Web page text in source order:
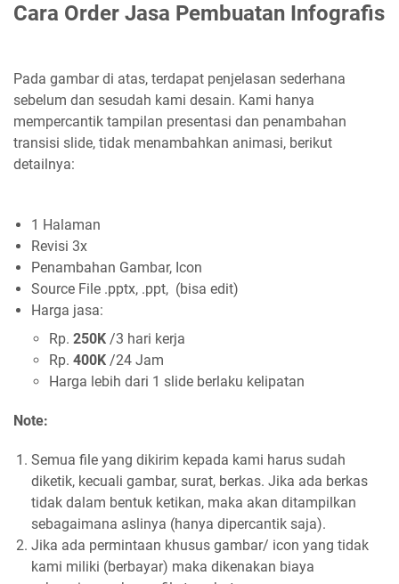
Cara Order Jasa Pembuatan Infografis
Pada gambar di atas, terdapat penjelasan sederhana
sebelum dan sesudah kami desain. Kami hanya
mempercantik tampilan presentasi dan penambahan
transisi slide, tidak menambahkan animasi, berikut
detailnya:
1 Halaman
Revisi 3x
Penambahan Gambar, Icon
Source File .pptx, .ppt, (bisa edit)
Harga jasa:
Rp. 250K /3 hari kerja
Rp. 400K /24 Jam
Harga lebih dari 1 slide berlaku kelipatan
Note:
Semua file yang dikirim kepada kami harus sudah
diketik, kecuali gambar, surat, berkas. Jika ada berkas
tidak dalam bentuk ketikan, maka akan ditampilkan
sebagaimana aslinya (hanya dipercantik saja).
Jika ada permintaan khusus gambar/ icon yang tidak
kami miliki (berbayar) maka dikenakan biaya